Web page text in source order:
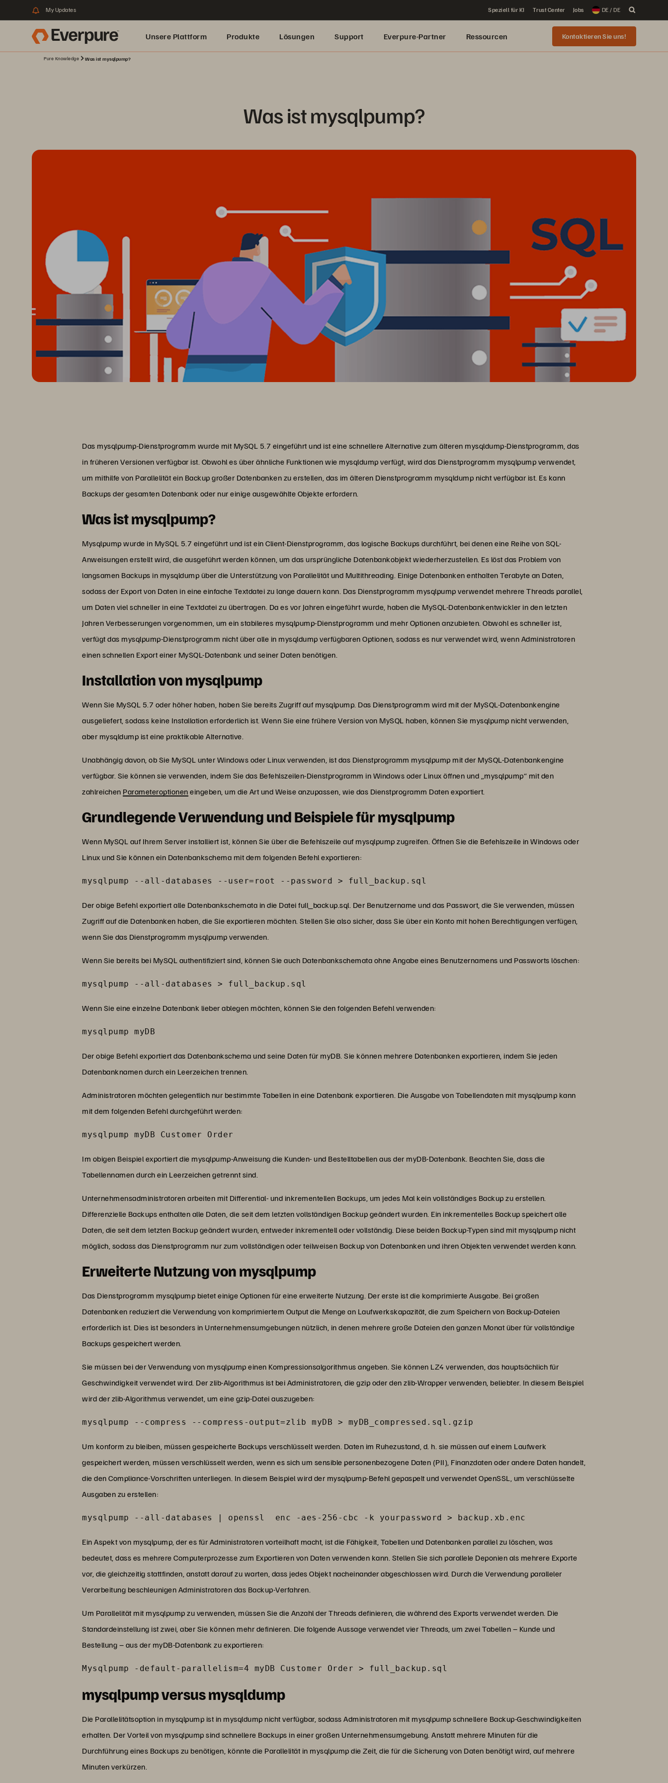
My Updates Speziell für KI Trust Center Jobs DE / DE
Unsere Plattform Produkte Lösungen Support Everpure-Partner Ressourcen Kontaktieren Sie uns!
Pure Knowledge Was ist mysqlpump?
Was ist mysqlpump?
Das mysqlpump-Dienstprogramm wurde mit MySQL 5.7 eingeführt und ist eine schnellere Alternative zum älteren mysqldump-Dienstprogramm, das
in früheren Versionen verfügbar ist. Obwohl es über ähnliche Funktionen wie mysqldump verfügt, wird das Dienstprogramm mysqlpump verwendet,
um mithilfe von Parallelität ein Backup großer Datenbanken zu erstellen, das im älteren Dienstprogramm mysqldump nicht verfügbar ist. Es kann
Backups der gesamten Datenbank oder nur einige ausgewählte Objekte erfordern.
Was ist mysqlpump?
Mysqlpump wurde in MySQL 5.7 eingeführt und ist ein Client-Dienstprogramm, das logische Backups durchführt, bei denen eine Reihe von SQL-
Anweisungen erstellt wird, die ausgeführt werden können, um das ursprüngliche Datenbankobjekt wiederherzustellen. Es löst das Problem von
langsamen Backups in mysqldump über die Unterstützung von Parallelität und Multithreading. Einige Datenbanken enthalten Terabyte an Daten,
sodass der Export von Daten in eine einfache Textdatei zu lange dauern kann. Das Dienstprogramm mysqlpump verwendet mehrere Threads parallel,
um Daten viel schneller in eine Textdatei zu übertragen. Da es vor Jahren eingeführt wurde, haben die MySQL-Datenbankentwickler in den letzten
Jahren Verbesserungen vorgenommen, um ein stabileres mysqlpump-Dienstprogramm und mehr Optionen anzubieten. Obwohl es schneller ist,
verfügt das mysqlpump-Dienstprogramm nicht über alle in mysqldump verfügbaren Optionen, sodass es nur verwendet wird, wenn Administratoren
einen schnellen Export einer MySQL-Datenbank und seiner Daten benötigen.
Installation von mysqlpump
Wenn Sie MySQL 5.7 oder höher haben, haben Sie bereits Zugriff auf mysqlpump. Das Dienstprogramm wird mit der MySQL-Datenbankengine
ausgeliefert, sodass keine Installation erforderlich ist. Wenn Sie eine frühere Version von MySQL haben, können Sie mysqlpump nicht verwenden,
aber mysqldump ist eine praktikable Alternative.
Unabhängig davon, ob Sie MySQL unter Windows oder Linux verwenden, ist das Dienstprogramm mysqlpump mit der MySQL-Datenbankengine
verfügbar. Sie können sie verwenden, indem Sie das Befehlszeilen-Dienstprogramm in Windows oder Linux öffnen und „mysqlpump“ mit den
zahlreichen Parameteroptionen eingeben, um die Art und Weise anzupassen, wie das Dienstprogramm Daten exportiert.
Grundlegende Verwendung und Beispiele für mysqlpump
Wenn MySQL auf Ihrem Server installiert ist, können Sie über die Befehlszeile auf mysqlpump zugreifen. Öffnen Sie die Befehlszeile in Windows oder
Linux und Sie können ein Datenbankschema mit dem folgenden Befehl exportieren:
mysqlpump --all-databases --user=root --password > full_backup.sql
Der obige Befehl exportiert alle Datenbankschemata in die Datei full_backup.sql. Der Benutzername und das Passwort, die Sie verwenden, müssen
Zugriff auf die Datenbanken haben, die Sie exportieren möchten. Stellen Sie also sicher, dass Sie über ein Konto mit hohen Berechtigungen verfügen,
wenn Sie das Dienstprogramm mysqlpump verwenden.
Wenn Sie bereits bei MySQL authentifiziert sind, können Sie auch Datenbankschemata ohne Angabe eines Benutzernamens und Passworts löschen:
mysqlpump --all-databases > full_backup.sql
Wenn Sie eine einzelne Datenbank lieber ablegen möchten, können Sie den folgenden Befehl verwenden:
mysqlpump myDB
Der obige Befehl exportiert das Datenbankschema und seine Daten für myDB. Sie können mehrere Datenbanken exportieren, indem Sie jeden
Datenbanknamen durch ein Leerzeichen trennen.
Administratoren möchten gelegentlich nur bestimmte Tabellen in eine Datenbank exportieren. Die Ausgabe von Tabellendaten mit mysqlpump kann
mit dem folgenden Befehl durchgeführt werden:
mysqlpump myDB Customer Order
Im obigen Beispiel exportiert die mysqlpump-Anweisung die Kunden- und Bestelltabellen aus der myDB-Datenbank. Beachten Sie, dass die
Tabellennamen durch ein Leerzeichen getrennt sind.
Unternehmensadministratoren arbeiten mit Differential- und inkrementellen Backups, um jedes Mal kein vollständiges Backup zu erstellen.
Differenzielle Backups enthalten alle Daten, die seit dem letzten vollständigen Backup geändert wurden. Ein inkrementelles Backup speichert alle
Daten, die seit dem letzten Backup geändert wurden, entweder inkrementell oder vollständig. Diese beiden Backup-Typen sind mit mysqlpump nicht
möglich, sodass das Dienstprogramm nur zum vollständigen oder teilweisen Backup von Datenbanken und ihren Objekten verwendet werden kann.
Erweiterte Nutzung von mysqlpump
Das Dienstprogramm mysqlpump bietet einige Optionen für eine erweiterte Nutzung. Der erste ist die komprimierte Ausgabe. Bei großen
Datenbanken reduziert die Verwendung von komprimiertem Output die Menge an Laufwerkskapazität, die zum Speichern von Backup-Dateien
erforderlich ist. Dies ist besonders in Unternehmensumgebungen nützlich, in denen mehrere große Dateien den ganzen Monat über für vollständige
Backups gespeichert werden.
Sie müssen bei der Verwendung von mysqlpump einen Kompressionsalgorithmus angeben. Sie können LZ4 verwenden, das hauptsächlich für
Geschwindigkeit verwendet wird. Der zlib-Algorithmus ist bei Administratoren, die gzip oder den zlib-Wrapper verwenden, beliebter. In diesem Beispiel
wird der zlib-Algorithmus verwendet, um eine gzip-Datei auszugeben:
mysqlpump --compress --compress-output=zlib myDB > myDB_compressed.sql.gzip
Um konform zu bleiben, müssen gespeicherte Backups verschlüsselt werden. Daten im Ruhezustand, d. h. sie müssen auf einem Laufwerk
gespeichert werden, müssen verschlüsselt werden, wenn es sich um sensible personenbezogene Daten (PII), Finanzdaten oder andere Daten handelt,
die den Compliance-Vorschriften unterliegen. In diesem Beispiel wird der mysqlpump-Befehl gepaspelt und verwendet OpenSSL, um verschlüsselte
Ausgaben zu erstellen:
mysqlpump --all-databases | openssl  enc -aes-256-cbc -k yourpassword > backup.xb.enc
Ein Aspekt von mysqlpump, der es für Administratoren vorteilhaft macht, ist die Fähigkeit, Tabellen und Datenbanken parallel zu löschen, was
bedeutet, dass es mehrere Computerprozesse zum Exportieren von Daten verwenden kann. Stellen Sie sich parallele Deponien als mehrere Exporte
vor, die gleichzeitig stattfinden, anstatt darauf zu warten, dass jedes Objekt nacheinander abgeschlossen wird. Durch die Verwendung paralleler
Verarbeitung beschleunigen Administratoren das Backup-Verfahren.
Um Parallelität mit mysqlpump zu verwenden, müssen Sie die Anzahl der Threads definieren, die während des Exports verwendet werden. Die
Standardeinstellung ist zwei, aber Sie können mehr definieren. Die folgende Aussage verwendet vier Threads, um zwei Tabellen – Kunde und
Bestellung – aus der myDB-Datenbank zu exportieren:
Mysqlpump -default-parallelism=4 myDB Customer Order > full_backup.sql
mysqlpump versus mysqldump
Die Parallelitätsoption in mysqlpump ist in mysqldump nicht verfügbar, sodass Administratoren mit mysqlpump schnellere Backup-Geschwindigkeiten
erhalten. Der Vorteil von mysqlpump sind schnellere Backups in einer großen Unternehmensumgebung. Anstatt mehrere Minuten für die
Durchführung eines Backups zu benötigen, könnte die Parallelität in mysqlpump die Zeit, die für die Sicherung von Daten benötigt wird, auf mehrere
Minuten verkürzen.